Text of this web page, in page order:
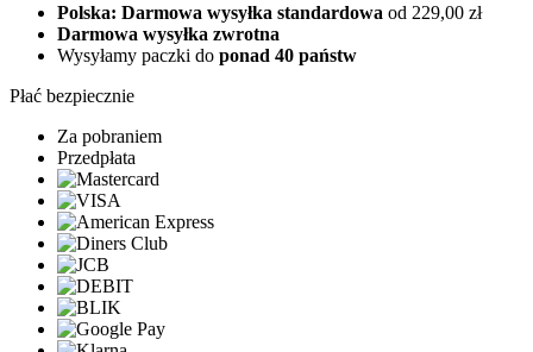
Polska: Darmowa wysyłka standardowa od 229,00 zł
Darmowa wysyłka zwrotna
Wysyłamy paczki do ponad 40 państw
Płać bezpiecznie
Za pobraniem
Przedpłata